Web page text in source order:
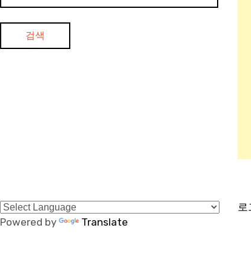
Powered by Translate